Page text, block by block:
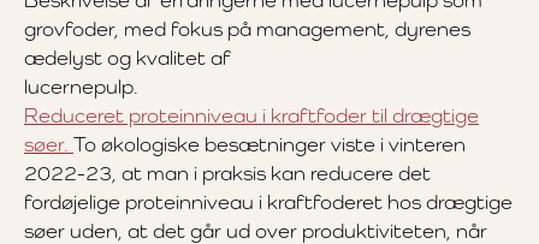
grovfoder, med fokus på management, dyrenes
ædelyst og kvalitet af
lucernepulp.
Reduceret proteinniveau i kraftfoder til drægtige
søer. To økologiske besætninger viste i vinteren
2022-23, at man i praksis kan reducere det
fordøjelige proteinniveau i kraftfoderet hos drægtige
søer uden, at det går ud over produktiviteten, når